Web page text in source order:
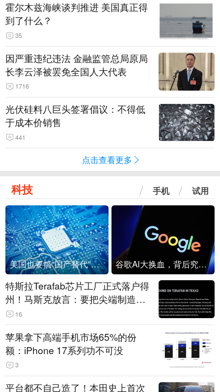
霍尔木兹海峡谈判推进 美国真正得
到了什么？
35
因严重违纪违法 金融监管总局原局
长李云泽被罢免全国人大代表
1716
光伏硅料八巨头签署倡议：不得低
于成本价销售
441
点击查看更多
科技 手机 试用
美国也要搞“国产替代”？先算清三笔账 谷歌AI大换血，背后究竟发生了什么？
特斯拉Terafab芯片工厂正式落户得
州！马斯克放言：要把尖端制造带
回美国
16
苹果拿下高端手机市场65%的份
额：iPhone 17系列功不可没
3
平台都不自己造了！本田史上首次